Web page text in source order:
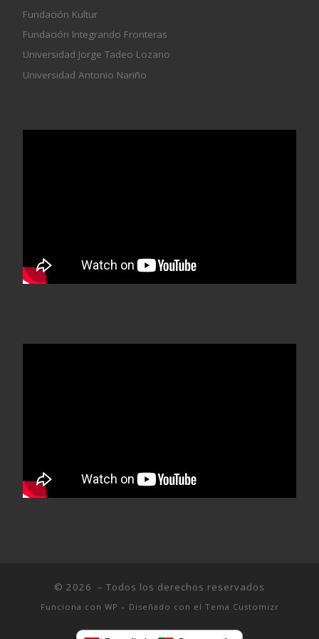
Fundación Kultur
Fundación Integrando Fronteras
Universidad Jorge Tadeo Lozano
Universidad Antonio Nariño
© 2026 – Todos los derechos reservados
Funciona con WP – Diseñado con el Tema Customizr